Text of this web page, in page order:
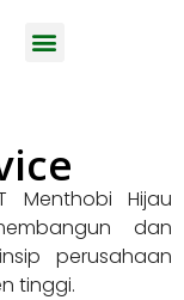
Menthobi Hijau
dan
perusahaan
tinggi.